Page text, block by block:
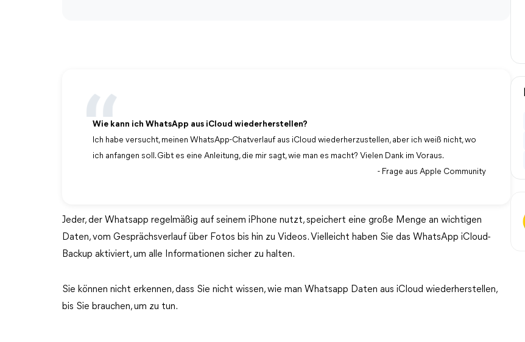
Wie kann ich WhatsApp aus iCloud wiederherstellen?
Ich habe versucht, meinen WhatsApp-Chatverlauf aus iCloud wiederherzustellen, aber ich weiß nicht, wo
ich anfangen soll. Gibt es eine Anleitung, die mir sagt, wie man es macht? Vielen Dank im Voraus.
- Frage aus Apple Community
Jeder, der Whatsapp regelmäßig auf seinem iPhone nutzt, speichert eine große Menge an wichtigen
Daten, vom Gesprächsverlauf über Fotos bis hin zu Videos. Vielleicht haben Sie das WhatsApp iCloud-
Backup aktiviert, um alle Informationen sicher zu halten.
Sie können nicht erkennen, dass Sie nicht wissen, wie man Whatsapp Daten aus iCloud wiederherstellen,
bis Sie brauchen, um zu tun.